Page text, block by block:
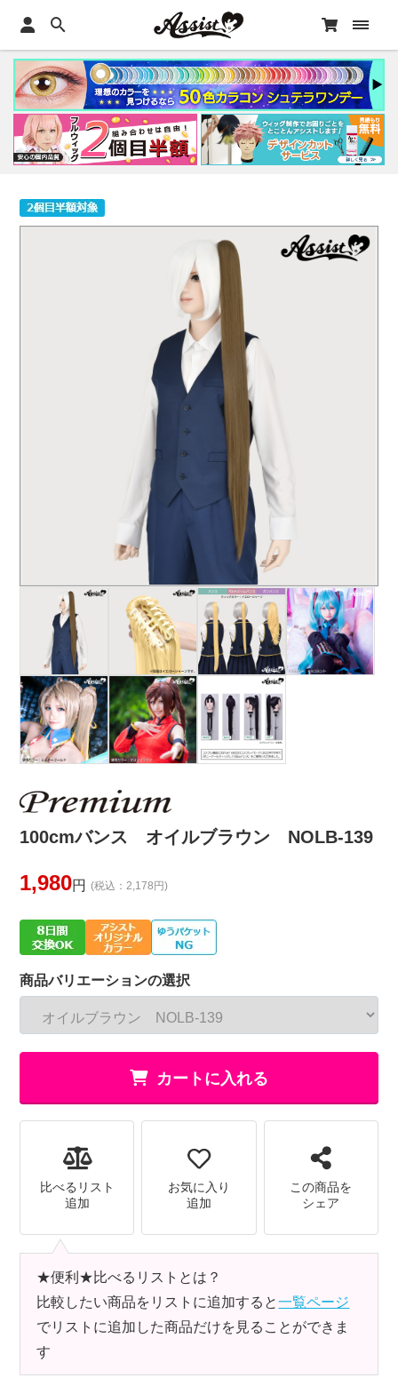
100cmバンス オイルブラウン NOLB-139
1,980円 (税込：2,178円)
商品バリエーションの選択
カートに入れる
比べるリスト
追加
お気に入り
追加
この商品を
シェア
★便利★比べるリストとは？
比較したい商品をリストに追加すると一覧ページ
でリストに追加した商品だけを見ることができま
す